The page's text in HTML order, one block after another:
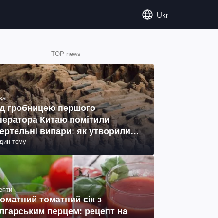
Ukr
TOP news
гробницею першого
Китаю помітили
випари: як утворились
тому
томатний сік з
перцем: рецепт на